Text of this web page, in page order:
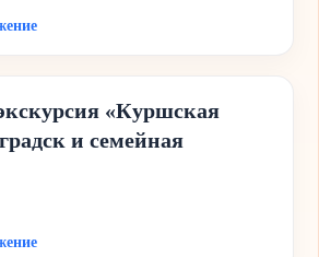
«Куршская
и семейная